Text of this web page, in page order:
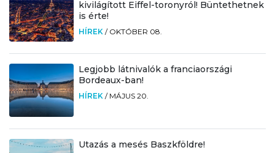
kivilágított Eiffel-toronyról! Büntethetnek
is érte!
HÍREK / OKTÓBER 08.
Legjobb látnivalók a franciaországi
Bordeaux-ban!
HÍREK / MÁJUS 20.
Utazás a mesés Baszkföldre!